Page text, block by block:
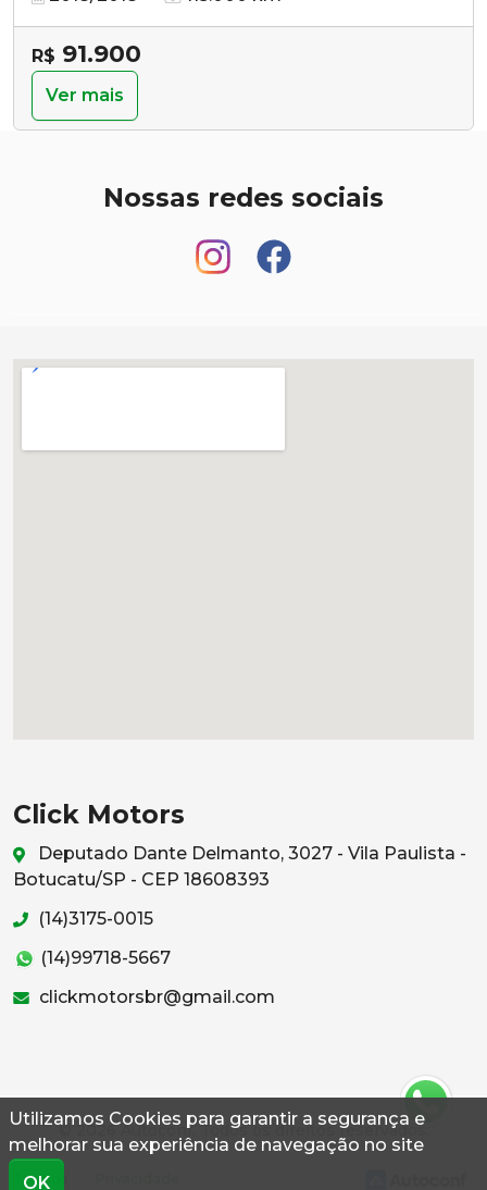
Utilizamos Cookies para garantir a segurança e
melhorar sua experiência de navegação no site
OK
R$ 91.900
Ver mais
Nossas redes sociais
Click Motors
Deputado Dante Delmanto, 3027 - Vila Paulista -
Botucatu/SP - CEP 18608393
(14)3175-0015
(14)99718-5667
clickmotorsbr@gmail.com
© 2026 Autoconf. Todos os direitos reservados.
Termos